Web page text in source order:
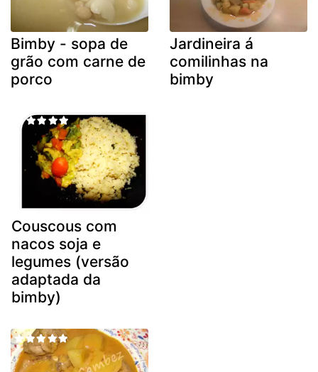
Bimby - sopa de
grão com carne de
porco
Jardineira á
comilinhas na
bimby
Couscous com
nacos soja e
legumes (versão
adaptada da
bimby)